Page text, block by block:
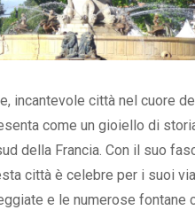
incantevole città nel cuore
come un gioiello di
della Francia. Con il suo
città è celebre per i suoi
e le numerose fontane